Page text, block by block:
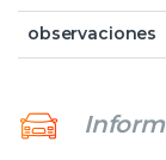
observaciones